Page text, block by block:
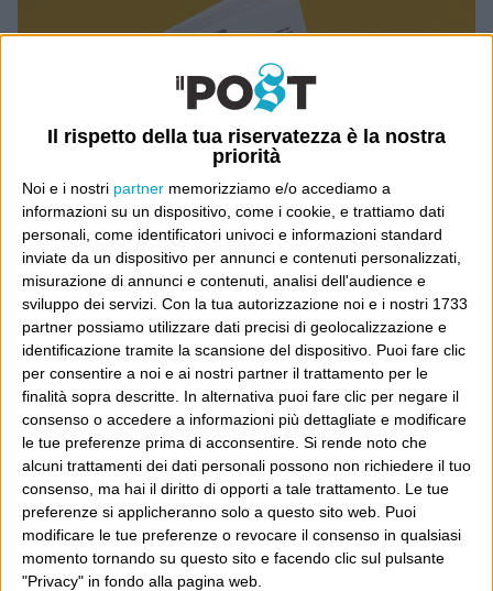
Il rispetto della tua riservatezza è la nostra
priorità
Noi e i nostri partner memorizziamo e/o accediamo a
informazioni su un dispositivo, come i cookie, e trattiamo dati
personali, come identificatori univoci e informazioni standard
inviate da un dispositivo per annunci e contenuti personalizzati,
misurazione di annunci e contenuti, analisi dell'audience e
sviluppo dei servizi. Con la tua autorizzazione noi e i nostri 1733
partner possiamo utilizzare dati precisi di geolocalizzazione e
identificazione tramite la scansione del dispositivo. Puoi fare clic
per consentire a noi e ai nostri partner il trattamento per le
finalità sopra descritte. In alternativa puoi fare clic per negare il
consenso o accedere a informazioni più dettagliate e modificare
le tue preferenze prima di acconsentire. Si rende noto che
alcuni trattamenti dei dati personali possono non richiedere il tuo
consenso, ma hai il diritto di opporti a tale trattamento. Le tue
preferenze si applicheranno solo a questo sito web. Puoi
modificare le tue preferenze o revocare il consenso in qualsiasi
momento tornando su questo sito e facendo clic sul pulsante
"Privacy" in fondo alla pagina web.